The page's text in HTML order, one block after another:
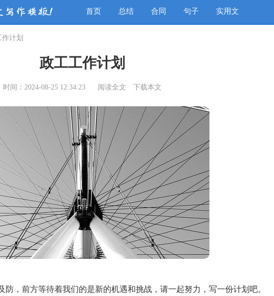
首页 总结 合同 句子 实用文
作计划
政工工作计划
时间：2024-08-25 12:34:23 阅读全文 下载本文
防，前方等待着我们的是新的机遇和挑战，请一起努力，写一份计划吧。